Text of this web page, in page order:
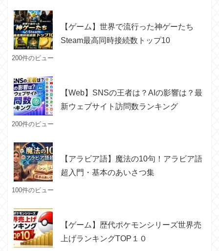
【ゲーム】世界で流行った神ゲーたち
Steam最高同時接続数トップ10
200件のビュー
【Web】SNSの王者は？AIの影響は？最
新ウェブサイト訪問数ランキング
200件のビュー
【アラビア語】魔法の10句！アラビア語
超入門・基本のあいさつ集
100件のビュー
【ゲーム】歴代ポケモンシリーズ世界売
上げランキングTOP１０